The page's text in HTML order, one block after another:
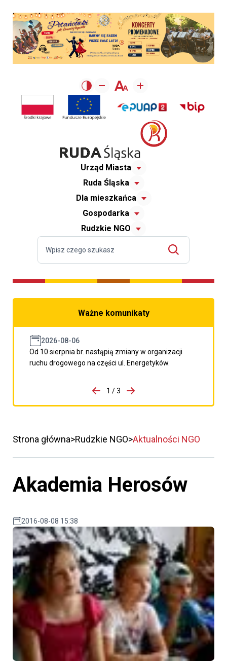
Urząd Miasta
Ruda Śląska
Dla mieszkańca
Gospodarka
Rudzkie NGO
Ważne komunikaty
2026-08-06
Od 10 sierpnia br. nastąpią zmiany w organizacji
ruchu drogowego na części ul. Energetyków.
porzpedniego komunikatu
1 / 3
Przejdź do następnego
Strona główna Rudzkie NGO Aktualności NGO
Akademia Herosów
2016-08-08 15:38